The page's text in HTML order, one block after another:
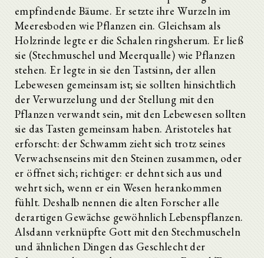
empfindende Bäume. Er setzte ihre Wurzeln im
Meeresboden wie Pflanzen ein. Gleichsam als
Holzrinde legte er die Schalen ringsherum. Er ließ
sie (Stechmuschel und Meerqualle) wie Pflanzen
stehen. Er legte in sie den Tastsinn, der allen
Lebewesen gemeinsam ist; sie sollten hinsichtlich
der Verwurzelung und der Stellung mit den
Pflanzen verwandt sein, mit den Lebewesen sollten
sie das Tasten gemeinsam haben. Aristoteles hat
erforscht: der Schwamm zieht sich trotz seines
Verwachsenseins mit den Steinen zusammen, oder
er öffnet sich; richtiger: er dehnt sich aus und
wehrt sich, wenn er ein Wesen herankommen
fühlt. Deshalb nennen die alten Forscher alle
derartigen Gewächse gewöhnlich Lebenspflanzen.
Alsdann verknüpfte Gott mit den Stechmuscheln
und ähnlichen Dingen das Geschlecht der